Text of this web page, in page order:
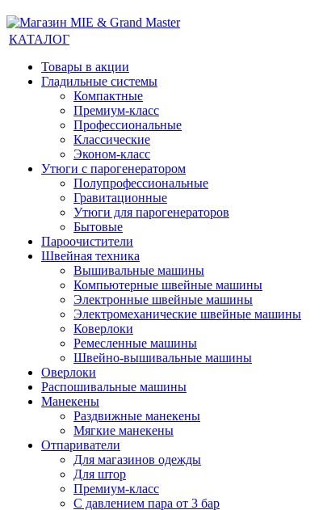
КАТАЛОГ
Товары в акции
Гладильные системы
Компактные
Премиум-класс
Профессиональные
Классические
Эконом-класс
Утюги с парогенератором
Полупрофессиональные
Гравитационные
Утюги для парогенераторов
Бытовые
Пароочистители
Швейная техника
Вышивальные машины
Компьютерные швейные машины
Электронные швейные машины
Электромеханические швейные машины
Коверлоки
Ремесленные машины
Швейно-вышивальные машины
Оверлоки
Распошивальные машины
Манекены
Раздвижные манекены
Мягкие манекены
Отпариватели
Для магазинов одежды
Для штор
Премиум-класс
С давлением пара от 3 бар